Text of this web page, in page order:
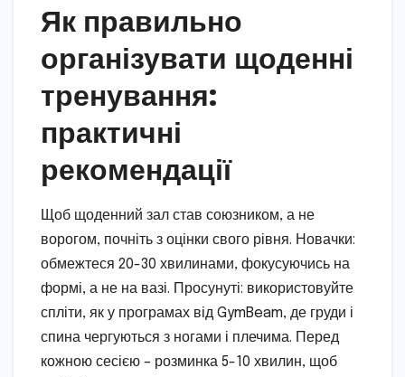
Як правильно
організувати щоденні
тренування:
практичні
рекомендації
Щоб щоденний зал став союзником, а не
ворогом, почніть з оцінки свого рівня. Новачки:
обмежтеся 20-30 хвилинами, фокусуючись на
формі, а не на вазі. Просунуті: використовуйте
спліти, як у програмах від GymBeam, де груди і
спина чергуються з ногами і плечима. Перед
кожною сесією – розминка 5-10 хвилин, щоб